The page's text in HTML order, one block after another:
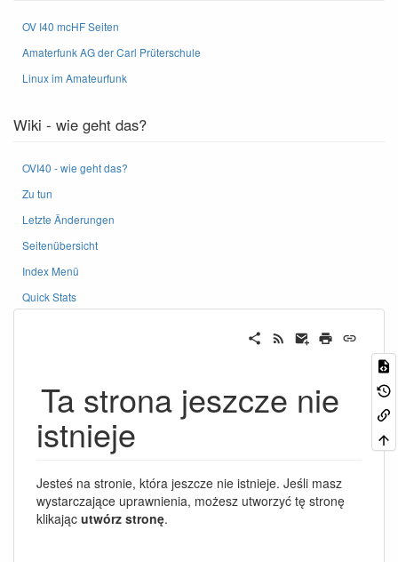
OV I40 mcHF Seiten
Amaterfunk AG der Carl Prüterschule
Linux im Amateurfunk
Wiki - wie geht das?
OVI40 - wie geht das?
Zu tun
Letzte Änderungen
Seitenübersicht
Index Menü
Quick Stats
Ta strona jeszcze nie
istnieje
Jesteś na stronie, która jeszcze nie istnieje. Jeśli masz
wystarczające uprawnienia, możesz utworzyć tę stronę
klikając utwórz stronę.